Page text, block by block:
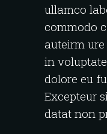
ullamco
commodo
auteirm
in
dolore eu
Excepteur
datat non